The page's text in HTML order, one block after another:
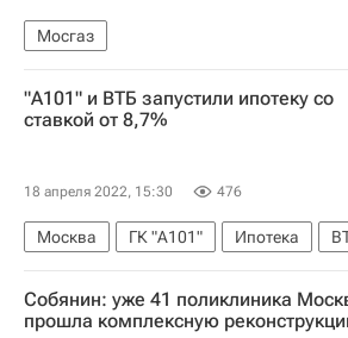
Мосгаз
Москва Сегодня: мегаполис для жизни
Городское хозяйство Москвы
Москва
ЖКХ
"А101" и ВТБ запустили ипотеку со
ставкой от 8,7%
18 апреля 2022, 15:30 476
Москва ГК "А101" Ипотека
Собянин: уже 41 поликлиника
прошла комплексную